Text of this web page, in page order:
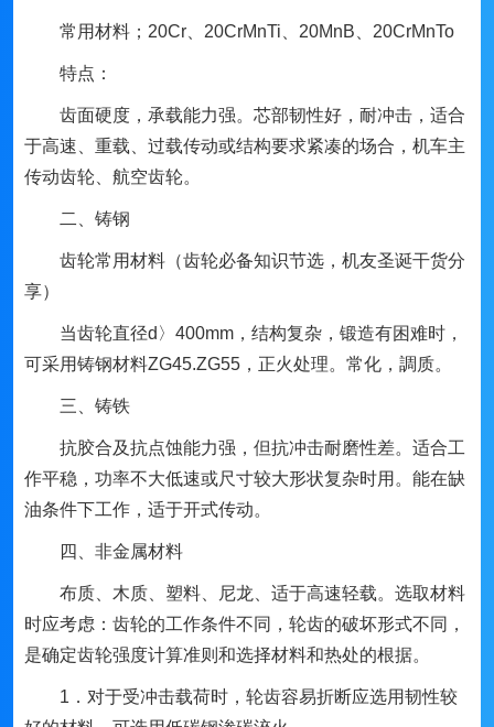
常用材料；20Cr、20CrMnTi、20MnB、20CrMnTo
特点：
齿面硬度，承载能力强。芯部韧性好，耐冲击，适合
于高速、重载、过载传动或结构要求紧凑的场合，机车主
传动齿轮、航空齿轮。
二、铸钢
齿轮常用材料（齿轮必备知识节选，机友圣诞干货分
享）
当齿轮直径d〉400mm，结构复杂，锻造有困难时，
可采用铸钢材料ZG45.ZG55，正火处理。常化，調质。
三、铸铁
抗胶合及抗点蚀能力强，但抗冲击耐磨性差。适合工
作平稳，功率不大低速或尺寸较大形状复杂时用。能在缺
油条件下工作，适于开式传动。
四、非金属材料
布质、木质、塑料、尼龙、适于高速轻载。选取材料
时应考虑：齿轮的工作条件不同，轮齿的破坏形式不同，
是确定齿轮强度计算准则和选择材料和热处的根据。
1．对于受冲击载荷时，轮齿容易折断应选用韧性较